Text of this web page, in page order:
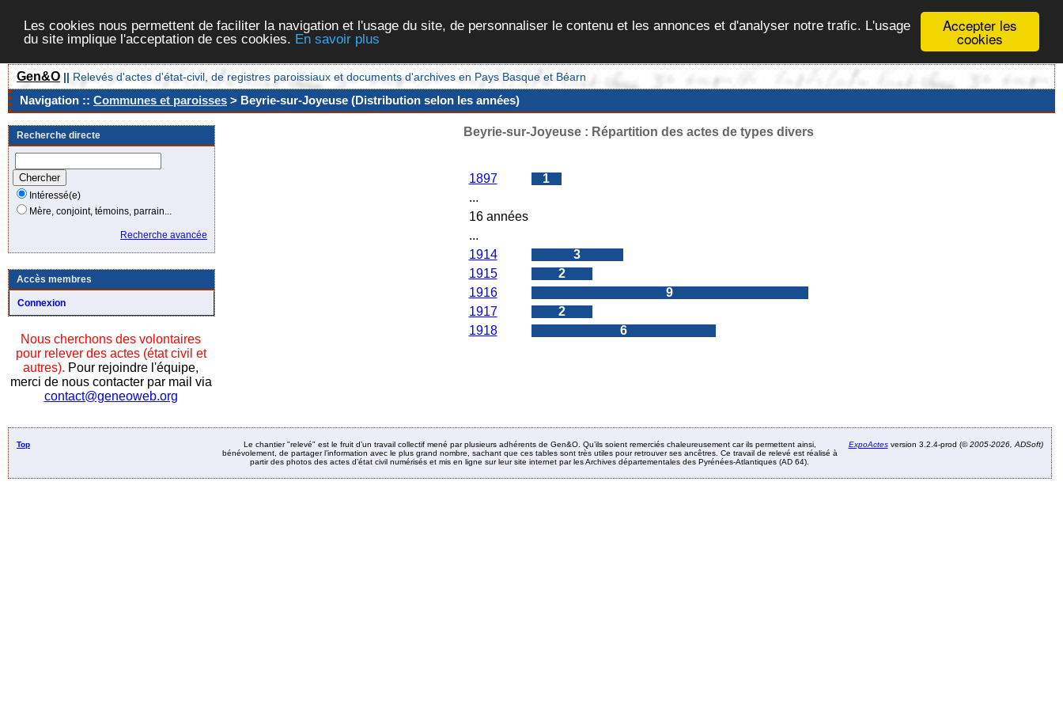
Accepter les
cookies
Les cookies nous permettent de faciliter la navigation et l'usage du site, de personnaliser le contenu et les annonces et d'analyser notre trafic. L'usage
du site implique l'acceptation de ces cookies. En savoir plus
Gen&O || Relevés d'actes d'état-civil, de registres paroissiaux et documents d'archives en Pays Basque et Béarn
Navigation :: Communes et paroisses > Beyrie-sur-Joyeuse (Distribution selon les années)
Recherche directe
Intéressé(e)
Mère, conjoint, témoins, parrain...
Recherche avancée
Accès membres
Connexion
Nous cherchons des volontaires
pour relever des actes (état civil et
autres). Pour rejoindre l'équipe,
merci de nous contacter par mail via
contact@geneoweb.org
Beyrie-sur-Joyeuse : Répartition des actes de types divers
1897
1
...
16 années
...
1914
3
1915
2
1916
9
1917
2
1918
6
Top
Le chantier "relevé" est le fruit d’un travail collectif mené par plusieurs adhérents de Gen&O. Qu’ils soient remerciés chaleureusement car ils permettent ainsi,
bénévolement, de partager l’information avec le plus grand nombre, sachant que ces tables sont très utiles pour retrouver ses ancêtres. Ce travail de relevé est réalisé à
partir des photos des actes d’état civil numérisés et mis en ligne sur leur site internet par les Archives départementales des Pyrénées-Atlantiques (AD 64).
ExpoActesversion 3.2.4-prod (©2005-2026, ADSoft)